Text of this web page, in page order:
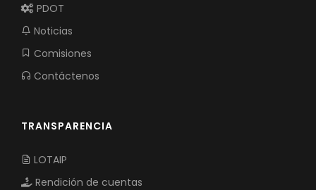
PDOT
Noticias
Comisiones
Contáctenos
TRANSPARENCIA
LOTAIP
Rendición de cuentas